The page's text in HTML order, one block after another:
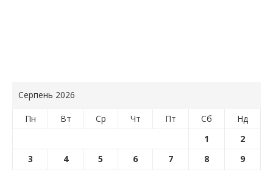
Серпень 2026
Пн Вт Ср Чт Пт Сб
Нд
1
2
3
4 5 6 7 8
9